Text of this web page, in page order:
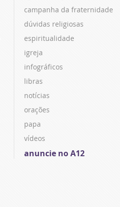
campanha da fraternidade
dúvidas religiosas
espiritualidade
igreja
infográficos
libras
notícias
orações
papa
vídeos
anuncie no A12